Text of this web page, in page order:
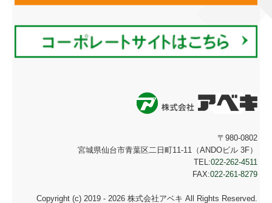
〒980-0802
宮城県仙台市青葉区二日町11-11（ANDOビル 3F）
TEL:022-262-4511
FAX:022-261-8279
Copyright (c) 2019 - 2026 株式会社アベキ All Rights Reserved.